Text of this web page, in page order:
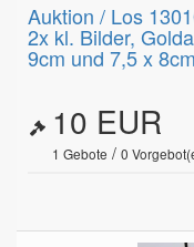
Auktion / Los
2x kl. Bilder,
9cm und 7,5 x
10 EUR
1 Gebote / 0